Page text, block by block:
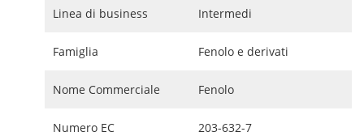
Linea di business Intermedi
Famiglia Fenolo e derivati
Nome Commerciale Fenolo
Numero EC 203-632-7